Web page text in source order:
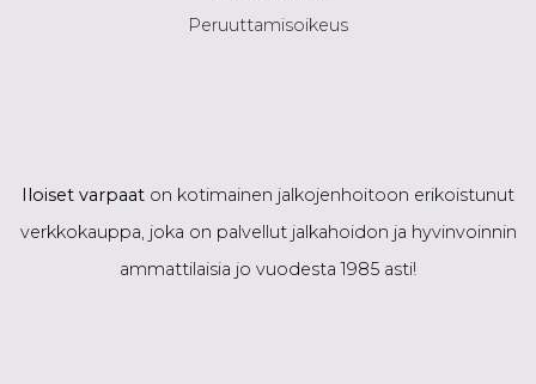
Peruuttamisoikeus
Iloiset varpaat on kotimainen jalkojenhoitoon erikoistunut
verkkokauppa, joka on palvellut jalkahoidon ja hyvinvoinnin
ammattilaisia jo vuodesta 1985 asti!